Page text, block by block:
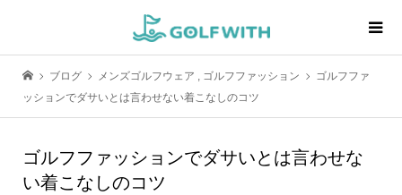
ブログ メンズゴルフウェア , ゴルフファッション
ゴルフファ
ッションでダサいとは言わせない着こなしのコツ
ゴルフファッションでダサいとは言わせな
い着こなしのコツ